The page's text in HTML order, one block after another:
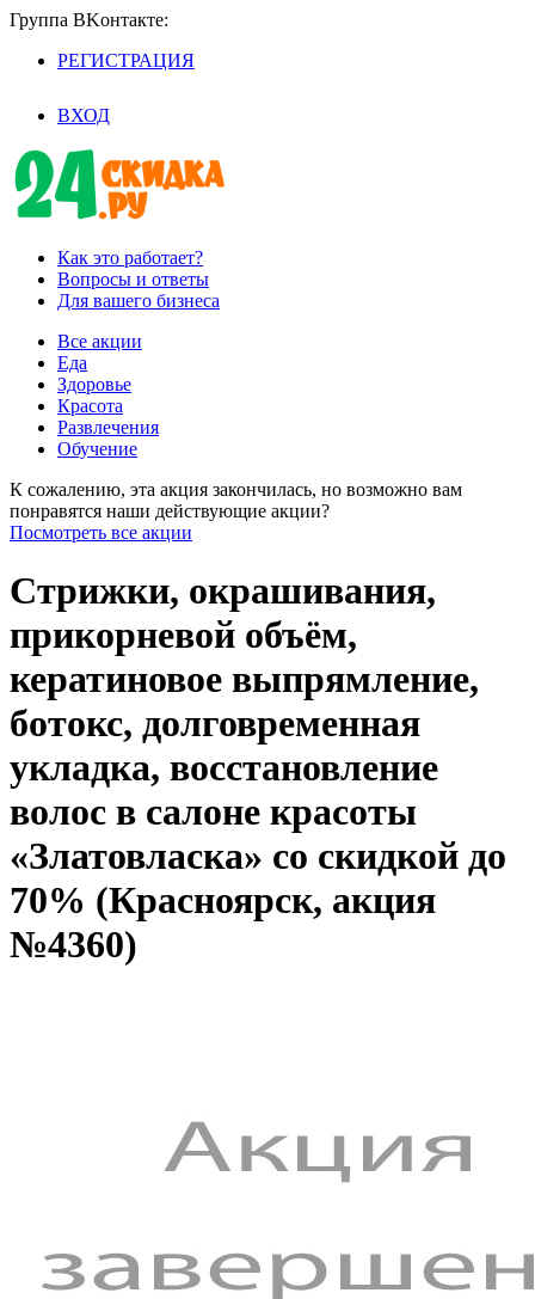
Группа BKoнтaктe:
РЕГИСТРАЦИЯ
ВХОД
Как это работает?
Вопросы и ответы
Для вашего бизнеса
Все акции
Еда
Здоровье
Красота
Развлечения
Обучение
К сожалению, эта акция закончилась, но возможно вам
понравятся наши действующие акции?
Посмотреть все акции
Стрижки, окрашивания,
прикорневой объём,
кератиновое выпрямление,
ботокс, долговременная
укладка, восстановление
волос в салоне красоты
«Златовласка» со скидкой до
70% (Красноярск, акция
№4360)